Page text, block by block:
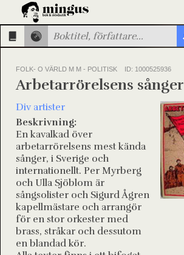
FOLK- O VÄRLD M M - POLITISK ID: 1000525936
Arbetarrörelsens sånger
Div artister
Beskrivning:
En kavalkad över
arbetarrörelsens mest kända
sånger, i Sverige och
internationellt. Per Myrberg
och Ulla Sjöblom är
sångsolister och Sigurd Ågren
kapellmästare och arrangör
för en stor orkester med
brass, stråkar och dessutom
en blandad kör.